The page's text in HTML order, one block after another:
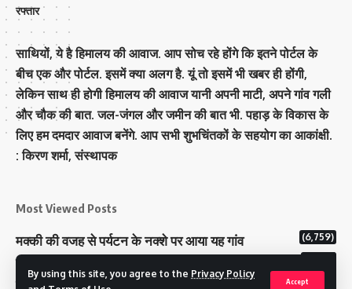
By using this site, you agree to the Privacy Policy
Accept
रफ्तार
साथियों, ये है हिमालय की आवाज. आप सोच रहे होंगे कि इतने पोर्टल के
बीच एक और पोर्टल. इसमें क्या अलग है. यूं तो इसमें भी खबर ही होंगी,
लेकिन साथ ही होगी हिमालय की आवाज यानी अपनी माटी, अपने गांव गली
और चौक की बात. जल-जंगल और जमीन की बात भी. पहाड़ के विकास के
लिए हम दमदार आवाज बनेंगे. आप सभी शुभचिंतकों के सहयोग का आकांक्षी.
: किरण शर्मा, संस्‍थापक
Most Viewed Posts
मक्‍की की वजह से पर्यटन के नक्‍शे पर आया यह गांव (6,759)
राज्य में 12 पी माइनस थ्री पोलिंग स्टेशन बनाए गए
टिहरी राजपरिवार के पास 200 करोड से अधिक की संपत्ति (5,105)